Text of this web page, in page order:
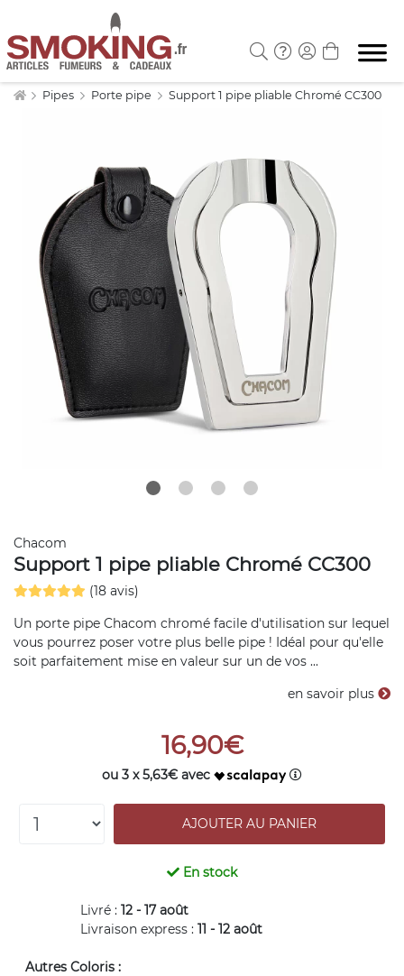
Pipes Porte pipe Support 1 pipe pliable Chromé CC300
Chacom
Support 1 pipe pliable Chromé CC300
(18 avis)
Un porte pipe Chacom chromé facile d'utilisation sur lequel
vous pourrez poser votre plus belle pipe ! Idéal pour qu'elle
soit parfaitement mise en valeur sur un de vos ...
en savoir plus
16,90€
ou 3 x 5,63€ avec
En stock
Livré : 12 - 17 août
Livraison express : 11 - 12 août
Autres Coloris :